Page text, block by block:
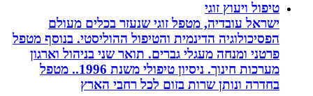
טיפול ויעוץ זוגי
ישראל עובדיה, מטפל זוגי שנעזר בכלים מעולם
הפסיכולוגיה הדינמית והטיפול ההוליסטי. בנוסף מטפל
פרטני ומנחה מעגלי גברים. תואר שני בניהול וארגון
מערכות חינוך. ניסיון טיפולי משנת 1996.. מטפל
בחדרה ונותן שרות בזום לכל רחבי הארץ